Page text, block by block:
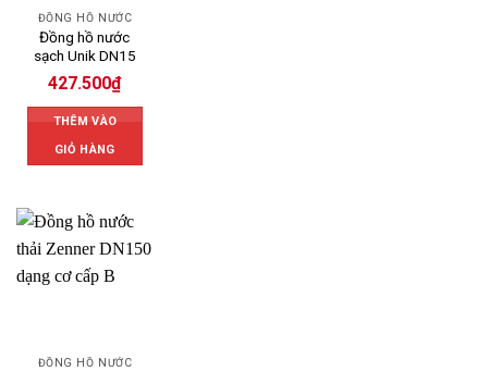
ĐỒNG HỒ NƯỚC
Đồng hồ nước
sạch Unik DN15
427.500₫
THÊM VÀO
GIỎ HÀNG
ĐỒNG HỒ NƯỚC